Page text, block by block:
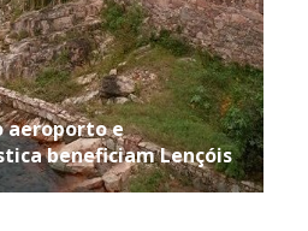
aeroporto e
beneficiam Lençóis